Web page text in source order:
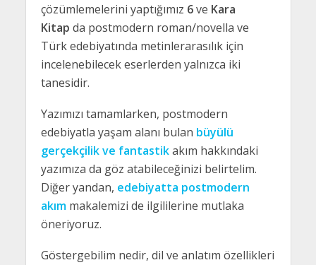
çözümlemelerini yaptığımız 6ve Kara
Kitap da postmodern roman/novella ve
Türk edebiyatında metinlerarasılık için
incelenebilecek eserlerden yalnızca iki
tanesidir.
Yazımızı tamamlarken, postmodern
edebiyatla yaşam alanı bulan büyülü
gerçekçilik ve fantastikakım hakkındaki
yazımıza da göz atabileceğinizi belirtelim.
Diğer yandan, edebiyatta postmodern
akımmakalemizi de ilgililerine mutlaka
öneriyoruz.
Göstergebilim nedir, dil ve anlatım özellikleri